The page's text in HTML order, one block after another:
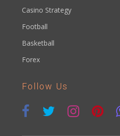
Casino Strategy
Football
Basketball
Forex
Follow Us